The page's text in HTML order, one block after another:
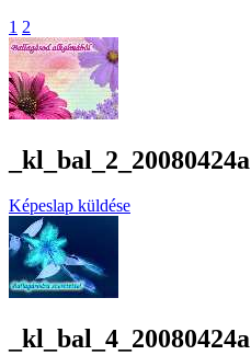
1 2
_kl_bal_2_20080424a
Képeslap küldése
_kl_bal_4_20080424a